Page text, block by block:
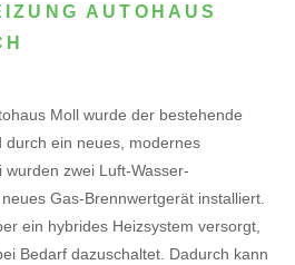
AUTOHAUS
Moll wurde der bestehende
durch ein neues, modernes
zwei Luft-Wasser-
Gas-Brennwertgerät installiert.
ein hybrides Heizsystem versorgt,
Bedarf dazuschaltet. Dadurch kann